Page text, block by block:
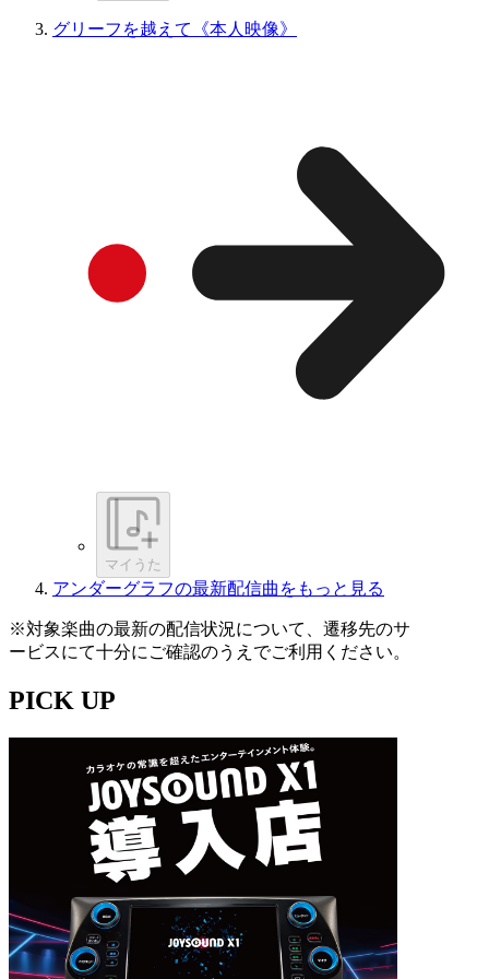
グリーフを越えて《本人映像》
マイうた
アンダーグラフの最新配信曲をもっと見る
※対象楽曲の最新の配信状況について、遷移先のサ
ービスにて十分にご確認のうえでご利用ください。
PICK UP